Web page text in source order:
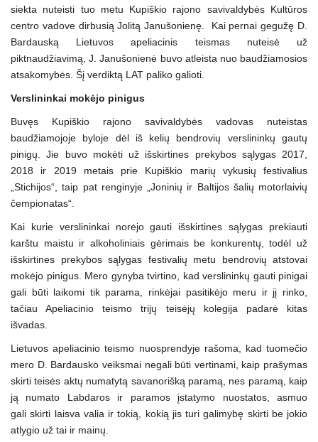
siekta nuteisti tuo metu Kupiškio rajono savivaldybės Kultūros
centro vadove dirbusią Jolitą Janušonienę. Kai pernai gegužę D.
Bardauską Lietuvos apeliacinis teismas nuteisė už
piktnaudžiavimą, J. Janušonienė buvo atleista nuo baudžiamosios
atsakomybės. Šį verdiktą LAT paliko galioti.
Verslininkai mokėjo pinigus
Buvęs Kupiškio rajono savivaldybės vadovas nuteistas
baudžiamojoje byloje dėl iš kelių bendrovių verslininkų gautų
pinigų. Jie buvo mokėti už išskirtines prekybos sąlygas 2017,
2018 ir 2019 metais prie Kupiškio marių vykusių festivalius
„Stichijos“, taip pat renginyje „Joninių ir Baltijos šalių motorlaivių
čempionatas“.
Kai kurie verslininkai norėjo gauti išskirtines sąlygas prekiauti
karštu maistu ir alkoholiniais gėrimais be konkurentų, todėl už
išskirtines prekybos sąlygas festivalių metu bendrovių atstovai
mokėjo pinigus. Mero gynyba tvirtino, kad verslininkų gauti pinigai
gali būti laikomi tik parama, rinkėjai pasitikėjo meru ir jį rinko,
tačiau Apeliacinio teismo trijų teisėjų kolegija padarė kitas
išvadas.
Lietuvos apeliacinio teismo nuosprendyje rašoma, kad tuomečio
mero D. Bardausko veiksmai negali būti vertinami, kaip prašymas
skirti teisės aktų numatytą savanorišką paramą, nes paramą, kaip
ją numato Labdaros ir paramos įstatymo nuostatos, asmuo
gali skirti laisva valia ir tokią, kokią jis turi galimybę skirti be jokio
atlygio už tai ir mainų.